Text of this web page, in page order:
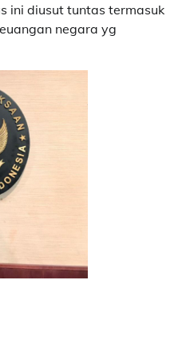
ini diusut tuntas termasuk
negara yg